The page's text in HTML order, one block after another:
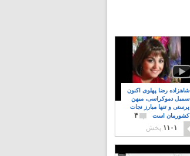
شاهزاده رضا پهلوی اکنون
سمبل دموکراسی، میهن
پرستی و تنها مبارز نجات
کشورمان است
۴
۱۱۰۱ پخش